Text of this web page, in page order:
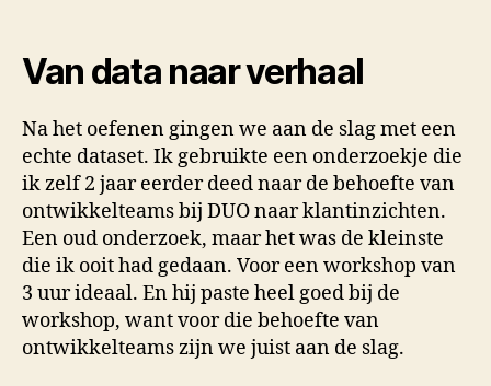
Van data naar verhaal
Na het oefenen gingen we aan de slag met een
echte dataset. Ik gebruikte een onderzoekje die
ik zelf 2 jaar eerder deed naar de behoefte van
ontwikkelteams bij DUO naar klantinzichten.
Een oud onderzoek, maar het was de kleinste
die ik ooit had gedaan. Voor een workshop van
3 uur ideaal. En hij paste heel goed bij de
workshop, want voor die behoefte van
ontwikkelteams zijn we juist aan de slag.